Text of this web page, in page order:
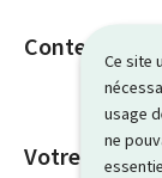
Ce site
usage
ne
Contenus
Votre avis